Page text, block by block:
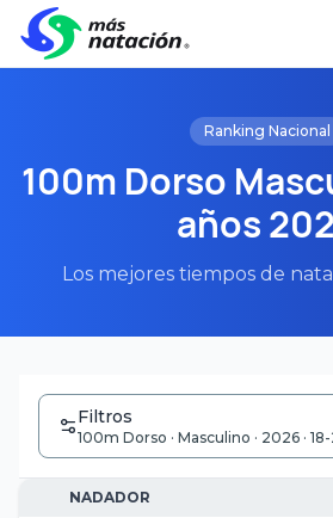
Ranking Nacional
100m Dorso
años
Los mejores tiempos de
Filtros
100m Dorso · Masculino · 2026 ·
NADADOR